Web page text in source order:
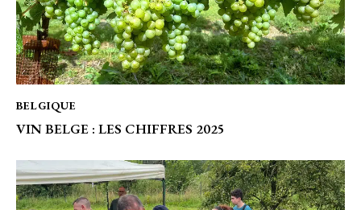
BELGIQUE
VIN BELGE : LES CHIFFRES 2025